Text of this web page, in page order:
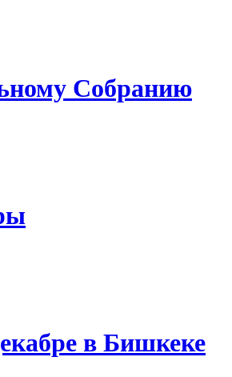
Собранию
в Бишкеке